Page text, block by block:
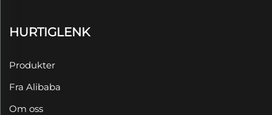
HURTIGLENK
Produkter
Fra Alibaba
Om oss